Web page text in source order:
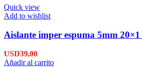
Quick view
Add to wishlist
Aislante imper espuma 5mm
USD39,00
Añadir al carrito